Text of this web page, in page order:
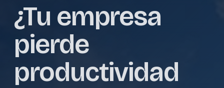
¿Tu empresa
pierde
productividad